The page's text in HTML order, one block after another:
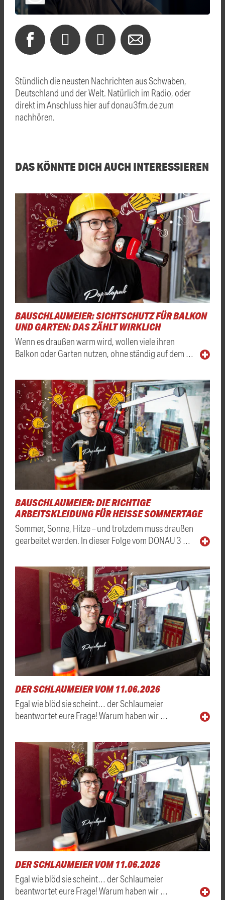
Stündlich die neusten Nachrichten aus Schwaben,
Deutschland und der Welt. Natürlich im Radio, oder
direkt im Anschluss hier auf donau3fm.de zum
nachhören.
DAS KÖNNTE DICH AUCH INTERESSIEREN
BAUSCHLAUMEIER: SICHTSCHUTZ FÜR BALKON
UND GARTEN: DAS ZÄHLT WIRKLICH
Wenn es draußen warm wird, wollen viele ihren
Balkon oder Garten nutzen, ohne ständig auf dem …
BAUSCHLAUMEIER: DIE RICHTIGE
ARBEITSKLEIDUNG FÜR HEISSE SOMMERTAGE
Sommer, Sonne, Hitze – und trotzdem muss draußen
gearbeitet werden. In dieser Folge vom DONAU 3 …
DER SCHLAUMEIER VOM 11.06.2026
Egal wie blöd sie scheint… der Schlaumeier
beantwortet eure Frage! Warum haben wir …
DER SCHLAUMEIER VOM 11.06.2026
Egal wie blöd sie scheint… der Schlaumeier
beantwortet eure Frage! Warum haben wir …